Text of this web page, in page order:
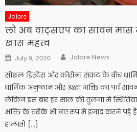
Jalore
लो अब वाट्सएप का सावन मास
खास महत्व
Posted
on
July 9, 2020 Author
Jalore News
सोशल डिस्टेंस और कोरोना संकट के बीच
धार्मिक अनुष्ठान और श्रद्धा भक्ति का पर्व
लेकिन इस बार हर साल की तुलना में
भक्ति के तरीके भी नए रूप में इजाद करने पड़े
हालातों […]